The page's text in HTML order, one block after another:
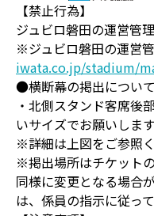
【禁止行為】
ジュビロ磐田の運営管
※ジュビロ磐田の運営
iwata.co.jp/stadium/
●横断幕の掲出について
・北側スタンド客席
いサイズでお願いします
※詳細は上図をご参照く
※掲出場所はチケット
同様に変更となる場合
は、係員の指示に従っ